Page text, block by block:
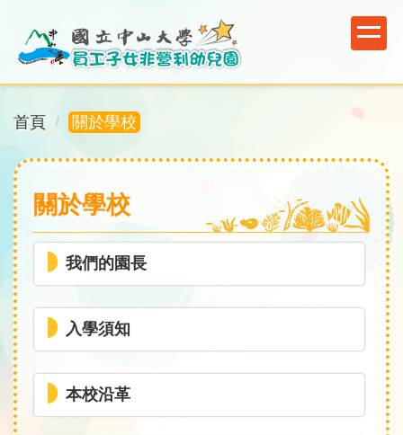
主
要
內
區
塊
首頁 關於學校
關於學校
我們的園長
入學須知
本校沿革